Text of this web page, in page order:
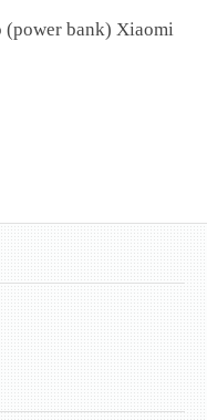
(power bank) Xiaomi